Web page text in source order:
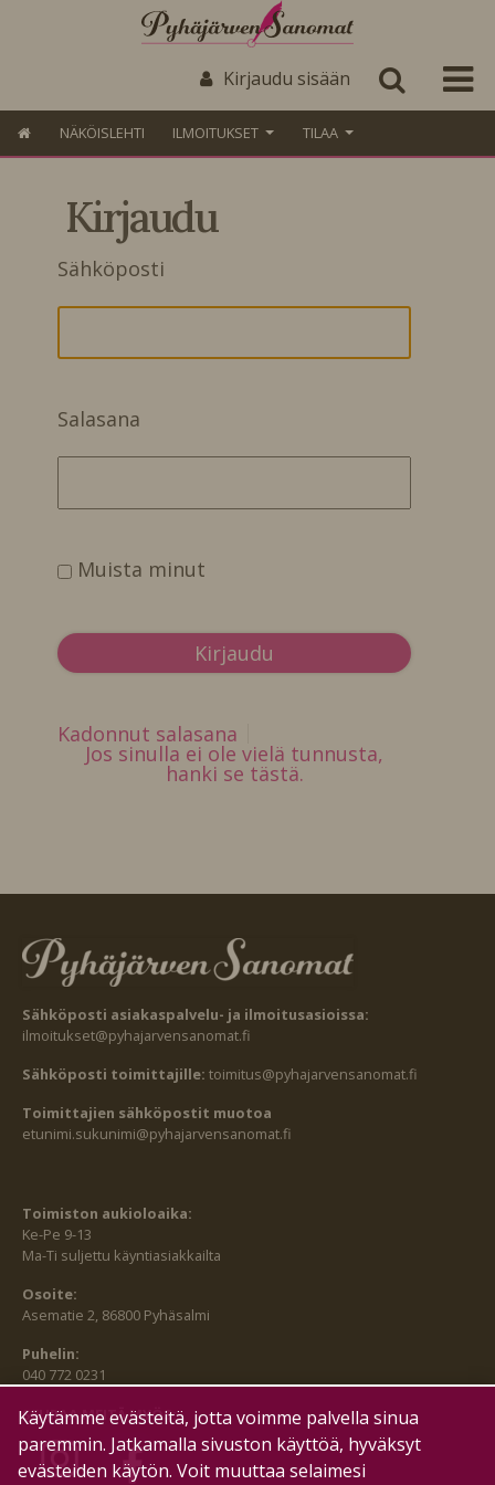
Kirjaudu sisään
NÄKÖISLEHTI ILMOITUKSET TILAA
Kirjaudu
Sähköposti
Salasana
Muista minut
Kadonnut salasana
Jos sinulla ei ole vielä tunnusta,
hanki se tästä.
Sähköposti asiakaspalvelu- ja ilmoitusasioissa:
ilmoitukset@pyhajarvensanomat.fi
Sähköposti toimittajille: toimitus@pyhajarvensanomat.fi
Toimittajien sähköpostit muotoa
etunimi.sukunimi@pyhajarvensanomat.fi
Toimiston aukioloaika:
Ke-Pe 9-13
Ma-Ti suljettu käyntiasiakkailta
Osoite:
Asematie 2, 86800 Pyhäsalmi
Puhelin:
040 772 0231
SEURAA MEITÄ MYÖS:
Käytämme evästeitä, jotta voimme palvella sinua
paremmin. Jatkamalla sivuston käyttöä, hyväksyt
evästeiden käytön. Voit muuttaa selaimesi